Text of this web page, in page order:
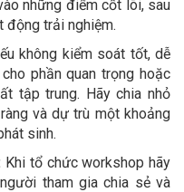
những điểm cốt lõi, sau
động trải nghiệm.
không kiểm soát tốt, dễ
phần quan trọng hoặc
tập trung. Hãy chia nhỏ
và dự trù một khoảng
sinh.
Khi tổ chức workshop hãy
tham gia chia sẻ và